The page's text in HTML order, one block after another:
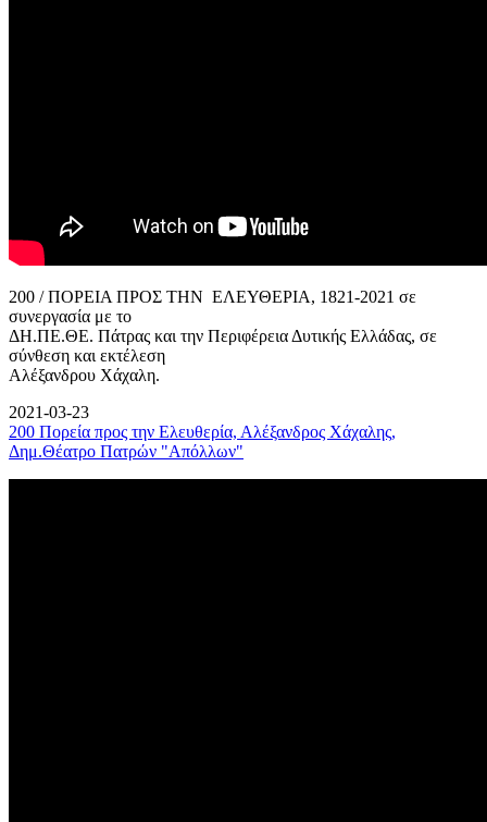
200 / ΠΟΡΕΙΑ ΠΡΟΣ ΤΗΝ ΕΛΕΥΘΕΡΙΑ, 1821-2021 σε
συνεργασία με το
ΔΗ.ΠΕ.ΘΕ. Πάτρας και την Περιφέρεια Δυτικής Ελλάδας, σε
σύνθεση και εκτέλεση
Αλέξανδρου Χάχαλη.
2021-03-23
200 Πορεία προς την Ελευθερία, Αλέξανδρος Χάχαλης,
Δημ.Θέατρο Πατρών "Απόλλων"